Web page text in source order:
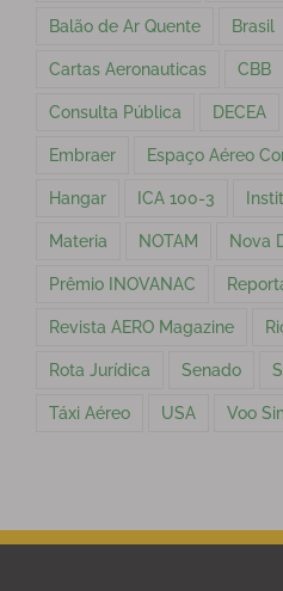
Balão de Ar Quente Brasil
Cartas Aeronauticas CBB
Consulta Pública DECEA
Embraer Espaço Aéreo
Hangar ICA 100-3
Materia NOTAM Nova
Prêmio INOVANAC
Revista AERO Magazine
Rota Jurídica Senado
Táxi Aéreo USA Voo